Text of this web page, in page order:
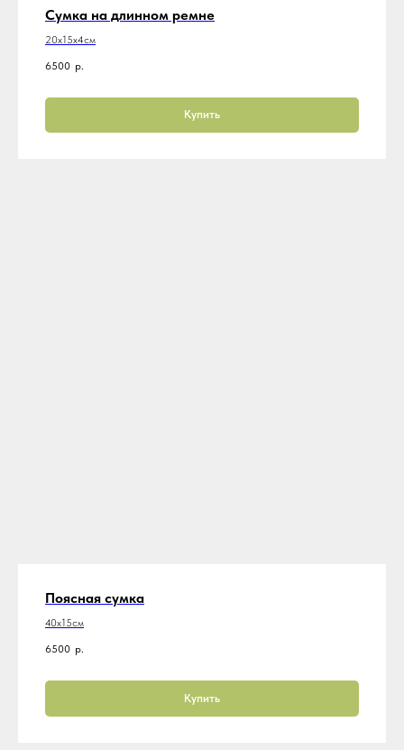
Сумка на длинном ремне
20х15х4см
6500 р.
Купить
Поясная сумка
40х15см
6500 р.
Купить